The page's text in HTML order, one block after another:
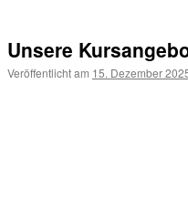
Unsere
Veröffentlicht am 15. Dezember